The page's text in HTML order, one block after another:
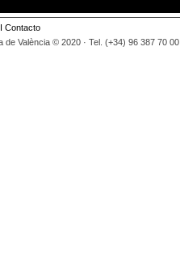
I Contacto
de València © 2020 · Tel. (+34) 96 387 70 00